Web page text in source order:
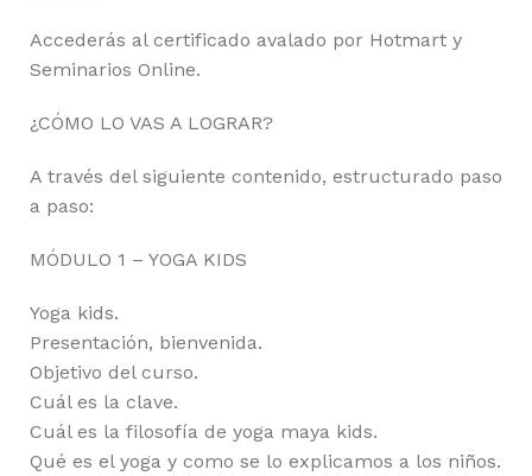
Accederás al certificado avalado por Hotmart y
Seminarios Online.
¿CÓMO LO VAS A LOGRAR?
A través del siguiente contenido, estructurado paso
a paso:
MÓDULO 1 – YOGA KIDS
Yoga kids.
Presentación, bienvenida.
Objetivo del curso.
Cuál es la clave.
Cuál es la filosofía de yoga maya kids.
Qué es el yoga y como se lo explicamos a los niños.